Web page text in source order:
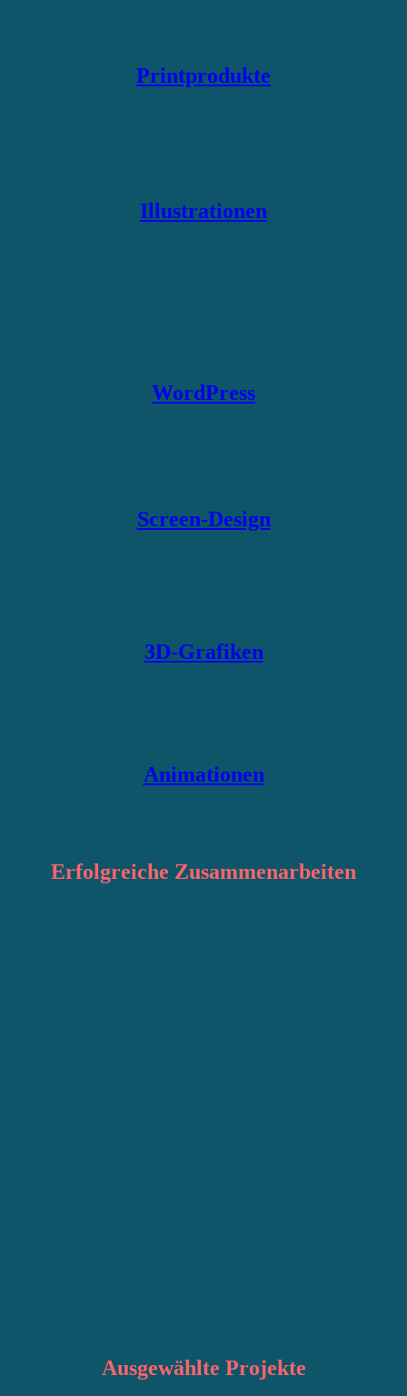
Printprodukte
Illustrationen
WordPress
Screen-Design
3D-Grafiken
Animationen
Erfolgreiche Zusammenarbeiten
Ausgewählte Projekte